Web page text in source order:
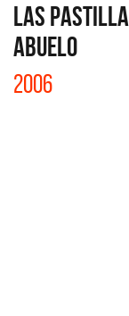
LAS
ABUELO
2006